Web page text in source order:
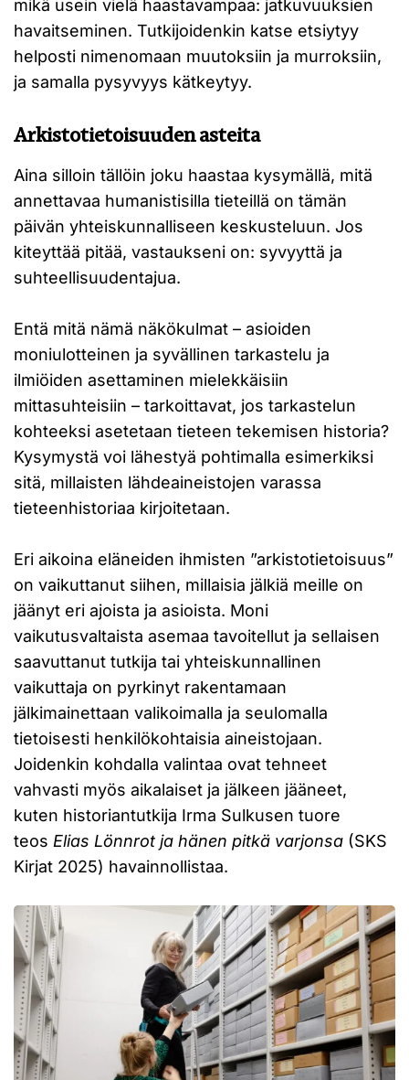
mikä usein vielä haastavampaa: jatkuvuuksien
havaitseminen. Tutkijoidenkin katse etsiytyy
helposti nimenomaan muutoksiin ja murroksiin,
ja samalla pysyvyys kätkeytyy.
Arkistotietoisuuden asteita
Aina silloin tällöin joku haastaa kysymällä, mitä
annettavaa humanistisilla tieteillä on tämän
päivän yhteiskunnalliseen keskusteluun. Jos
kiteyttää pitää, vastaukseni on: syvyyttä ja
suhteellisuudentajua.
Entä mitä nämä näkökulmat – asioiden
moniulotteinen ja syvällinen tarkastelu ja
ilmiöiden asettaminen mielekkäisiin
mittasuhteisiin – tarkoittavat, jos tarkastelun
kohteeksi asetetaan tieteen tekemisen historia?
Kysymystä voi lähestyä pohtimalla esimerkiksi
sitä, millaisten lähdeaineistojen varassa
tieteenhistoriaa kirjoitetaan.
Eri aikoina eläneiden ihmisten ”arkistotietoisuus”
on vaikuttanut siihen, millaisia jälkiä meille on
jäänyt eri ajoista ja asioista. Moni
vaikutusvaltaista asemaa tavoitellut ja sellaisen
saavuttanut tutkija tai yhteiskunnallinen
vaikuttaja on pyrkinyt rakentamaan
jälkimainettaan valikoimalla ja seulomalla
tietoisesti henkilökohtaisia aineistojaan.
Joidenkin kohdalla valintaa ovat tehneet
vahvasti myös aikalaiset ja jälkeen jääneet,
kuten historiantutkija Irma Sulkusen tuore
teos Elias Lönnrot ja hänen pitkä varjonsa (SKS
Kirjat 2025) havainnollistaa.